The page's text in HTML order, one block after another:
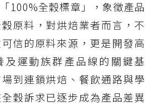
100%全穀標章」，象徵產品
原料，對烘焙業者而言，不
信的原料來源，更是開發高
及運動族群產品線的關鍵基
到連鎖烘焙、餐飲通路與學
穀訴求已逐步成為產品差異